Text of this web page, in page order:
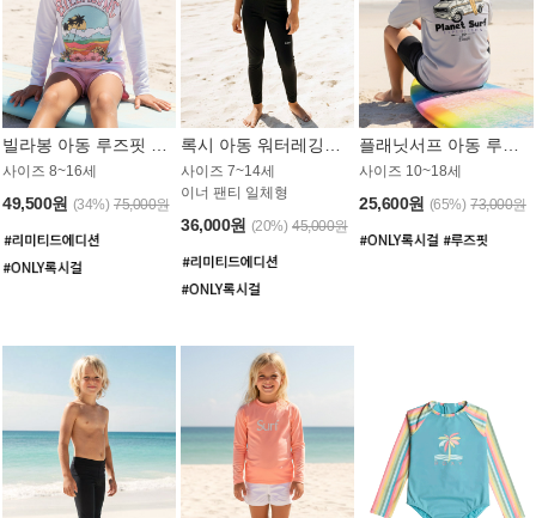
사이즈 8~16세
49,500원 (34%) 75,000원
사이즈 7~14세
이너 팬티 일체형
36,000원 (20%) 45,000원
사이즈 10~18세
25,600원 (65%) 73,000원